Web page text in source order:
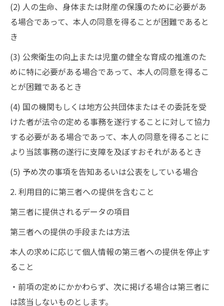
(2) 人の生命、身体または財産の保護のために必要があ
る場合であって、本人の同意を得ることが困難であると
き
(3) 公衆衛生の向上または児童の健全な育成の推進のた
めに特に必要がある場合であって、本人の同意を得るこ
とが困難であるとき
(4) 国の機関もしくは地方公共団体またはその委託を受
けた者が法令の定める事務を遂行することに対して協力
する必要がある場合であって、本人の同意を得ることに
より当該事務の遂行に支障を及ぼすおそれがあるとき
(5) 予め次の事項を告知あるいは公表をしている場合
2. 利用目的に第三者への提供を含むこと
第三者に提供されるデータの項目
第三者への提供の手段または方法
本人の求めに応じて個人情報の第三者への提供を停止す
ること
・前項の定めにかかわらず、次に掲げる場合は第三者に
は該当しないものとします。